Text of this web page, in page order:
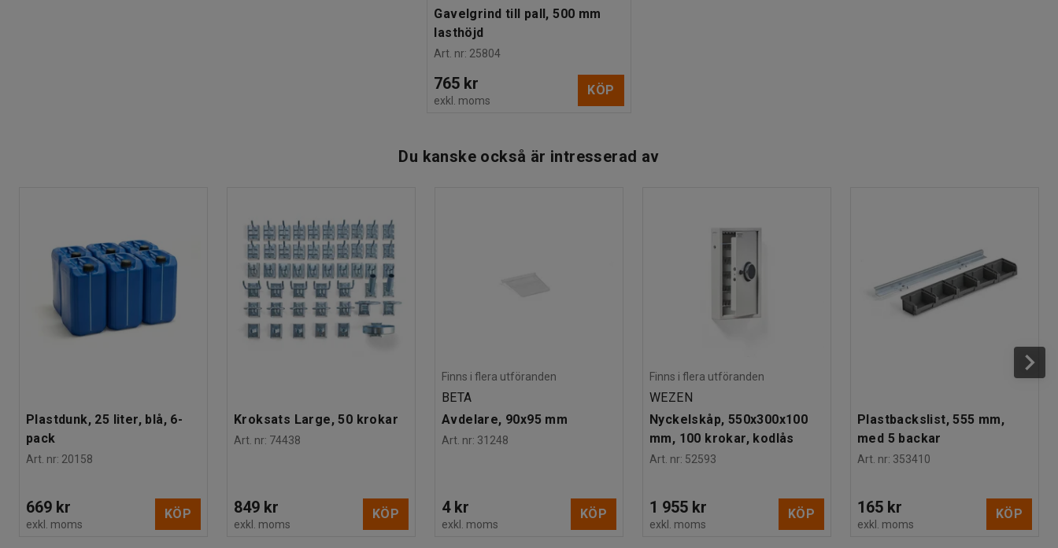
Gavelgrind till pall, 500 mm
lasthöjd
Art. nr: 25804
765 kr
exkl. moms
KÖP
Du kanske också är intresserad av
Plastdunk, 25 liter, blå, 6-
pack
Art. nr: 20158
669 kr
exkl. moms
KÖP
Kroksats Large, 50 krokar
Art. nr: 74438
849 kr
exkl. moms
KÖP
Finns i flera utföranden
BETA
Avdelare, 90x95 mm
Art. nr: 31248
4 kr
exkl. moms
KÖP
Finns i flera utföranden
WEZEN
Nyckelskåp, 550x300x100
mm, 100 krokar, kodlås
Art. nr: 52593
1 955 kr
exkl. moms
KÖP
Plastbackslist, 555 mm,
med 5 backar
Art. nr: 353410
165 kr
exkl. moms
KÖP